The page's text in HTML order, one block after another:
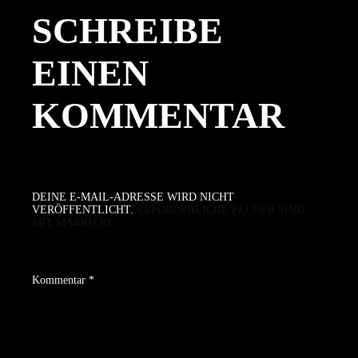
SCHREIBE
EINEN
KOMMENTAR
DEINE E-MAIL-ADRESSE WIRD NICHT
VERÖFFENTLICHT.
Kommentar *